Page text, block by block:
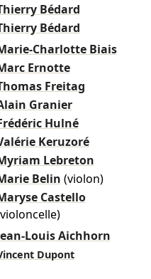
Bédard
Bédard
Charlotte Biais
Ernotte
Freitag
Granier
Hulné
Keruzoré
Lebreton
Belin (violon)
Castello
Louis Aichhorn
Dupont